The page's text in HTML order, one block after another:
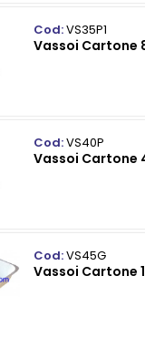
Cod:VS35P1
Vassoi Cartone
Cod:VS40P
Vassoi Cartone
Cod:VS45G
Vassoi Cartone